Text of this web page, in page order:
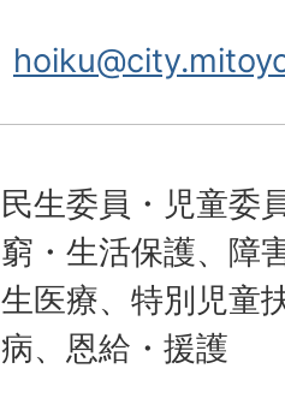
民生委員・児童委
窮・生活保護、障
生医療、特別児童
病、恩給・援護